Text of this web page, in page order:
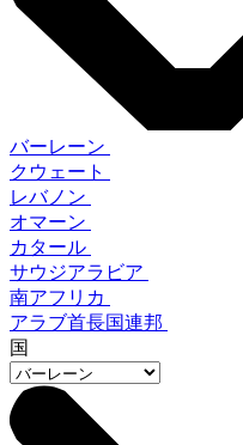
バーレーン
クウェート
レバノン
オマーン
カタール
サウジアラビア
南アフリカ
アラブ首長国連邦
国